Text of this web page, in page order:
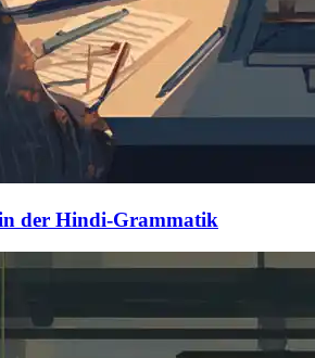
der Hindi-Grammatik